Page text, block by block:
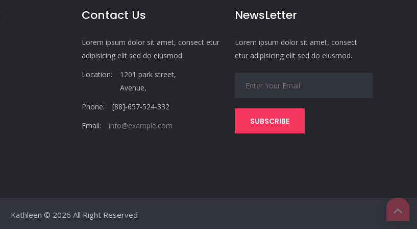
Contact Us
Lorem ipsum dolor sit amet, consect etur
adipisicing elit sed do eiusmod.
Location:
1201 park street,
Avenue,
Phone:
[88]-657-524-332
Email:
info@example.com
NewsLetter
Lorem ipsum dolor sit amet, consect
etur adipisicing elit sed do eiusmod.
SUBSCRIBE
Kathleen © 2026 All Right Reserved